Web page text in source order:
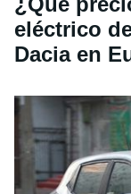
eléctrico
Dacia en